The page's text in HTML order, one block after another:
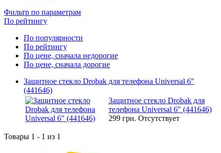
Фильтр по параметрам
По рейтингу
По популярности
По рейтингу
По цене, сначала недорогие
По цене, сначала дорогие
Защитное стекло Drobak для телефона Universal 6"
(441646)
Защитное стекло Drobak для
телефона Universal 6" (441646)
299 грн. Отсутствует
Товары 1 - 1 из 1